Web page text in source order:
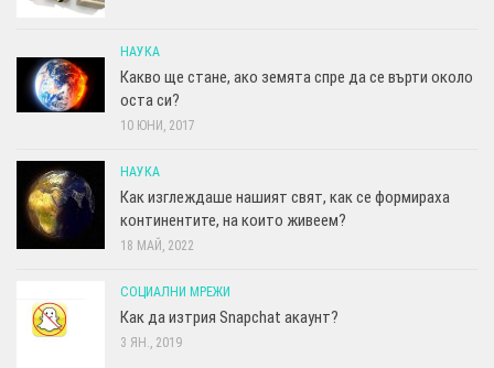
НАУКА
Какво ще стане, ако земята спре да се върти около
оста си?
10 ЮНИ, 2017
НАУКА
Как изглеждаше нашият свят, как се формираха
континентите, на които живеем?
18 МАЙ, 2022
СОЦИАЛНИ МРЕЖИ
Как да изтрия Snapchat акаунт?
3 ЯН., 2019